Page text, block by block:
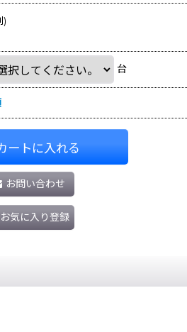
)
台
ートに入れる
お問い合わせ
お気に入り登録